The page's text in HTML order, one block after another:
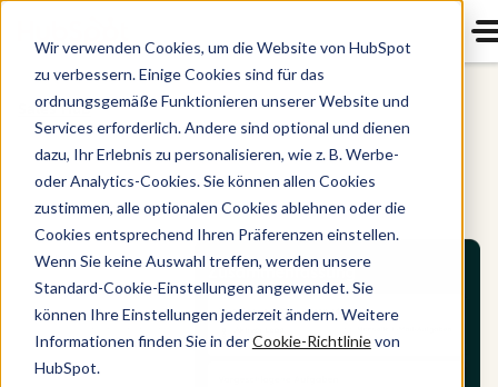
Wir verwenden Cookies, um die Website von HubSpot
zu verbessern. Einige Cookies sind für das
ordnungsgemäße Funktionieren unserer Website und
Services erforderlich. Andere sind optional und dienen
dazu, Ihr Erlebnis zu personalisieren, wie z. B. Werbe-
oder Analytics-Cookies. Sie können allen Cookies
zustimmen, alle optionalen Cookies ablehnen oder die
Cookies entsprechend Ihren Präferenzen einstellen.
Wenn Sie keine Auswahl treffen, werden unsere
Standard-Cookie-Einstellungen angewendet. Sie
können Ihre Einstellungen jederzeit ändern. Weitere
Informationen finden Sie in derCookie-Richtlinievon
HubSpot.
Sales Hub